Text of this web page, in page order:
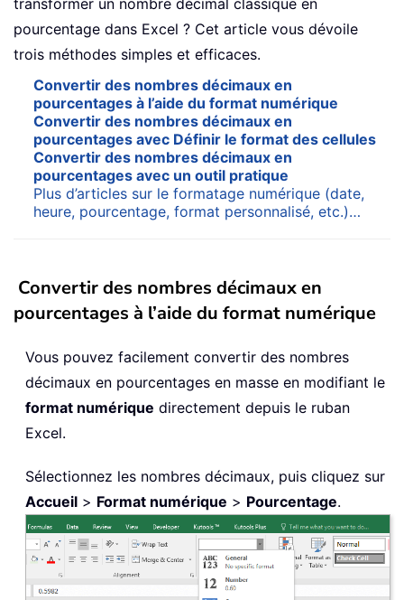
transformer un nombre décimal classique en
pourcentage dans Excel ? Cet article vous dévoile
trois méthodes simples et efficaces.
Convertir des nombres décimaux en
pourcentages à l’aide du format numérique
Convertir des nombres décimaux en
pourcentages avec Définir le format des cellules
Convertir des nombres décimaux en
pourcentages avec un outil pratique
Plus d’articles sur le formatage numérique (date,
heure, pourcentage, format personnalisé, etc.)…
Convertir des nombres décimaux en
pourcentages à l’aide du format numérique
Vous pouvez facilement convertir des nombres
décimaux en pourcentages en masse en modifiant le
format numérique directement depuis le ruban
Excel.
Sélectionnez les nombres décimaux, puis cliquez sur
Accueil > Format numérique > Pourcentage.